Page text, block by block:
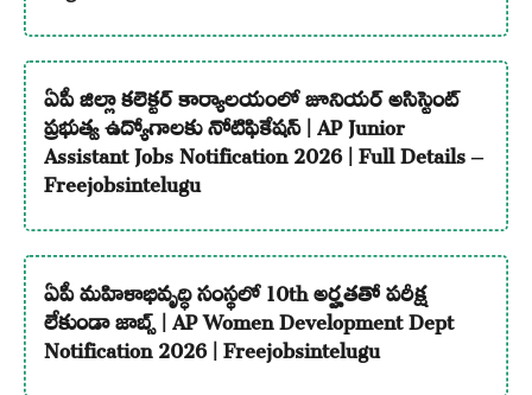
ఏపీ జిల్లా కలెక్టర్ కార్యాలయంలో జూనియర్ అసిస్టెంట్
ప్రభుత్వ ఉద్యోగాలకు నోటిఫికేషన్ | AP Junior
Assistant Jobs Notification 2026 | Full Details –
Freejobsintelugu
ఏపీ మహిళాభివృద్ధి సంస్థలో 10th అర్హతతో పరీక్ష
లేకుండా జాబ్స్ | AP Women Development Dept
Notification 2026 | Freejobsintelugu